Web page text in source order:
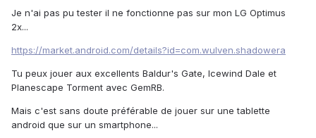
Je n'ai pas pu tester il ne fonctionne pas sur mon LG Optimus
2x...
https://market.android.com/details?id=com.wulven.shadowera
Tu peux jouer aux excellents Baldur's Gate, Icewind Dale et
Planescape Torment avec GemRB.
Mais c'est sans doute préférable de jouer sur une tablette
android que sur un smartphone...